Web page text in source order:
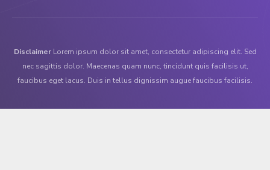
DisclaimerLorem ipsum dolor sit amet, consectetur adipiscing elit. Sed
nec sagittis dolor. Maecenas quam nunc, tincidunt quis facilisis ut,
faucibus eget lacus. Duis in tellus dignissim augue faucibus facilisis.